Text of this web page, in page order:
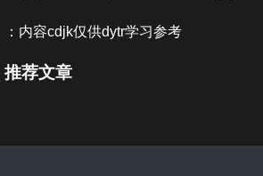
：内容cdjk仅供dytr学习参考
推荐文章